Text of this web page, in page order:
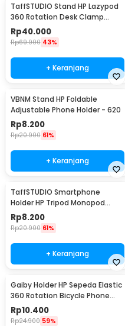
TaffSTUDIO Stand HP Lazypod
360 Rotation Desk Clamp
Smartphone Holder - D9
Rp40.000
Rp69.900 43%
+ Keranjang
VBNM Stand HP Foldable
Adjustable Phone Holder - 620
Rp8.200
Rp20.900 61%
+ Keranjang
TaffSTUDIO Smartphone
Holder HP Tripod Monopod
Clamp Mount 1/4 Thread -
F360
Rp8.200
Rp20.900 61%
+ Keranjang
Gaiby Holder HP Sepeda Elastic
360 Rotation Bicycle Phone
Holder - B07
Rp10.400
Rp24.900 59%